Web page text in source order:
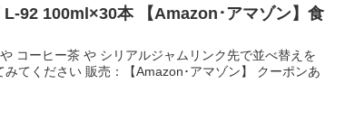
92 100ml×30本 【Amazon･アマゾン】食
コーヒー茶 や シリアルジャムリンク先で並べ替えを
てください 販売：【Amazon･アマゾン】 クーポンあ